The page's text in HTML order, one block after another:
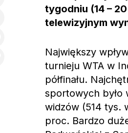
tygodniu (14 –
telewizyjnym
Największy
turnieju WTA w
półfinału.
sportowych było
widzów (514 tys.
proc. Bardzo